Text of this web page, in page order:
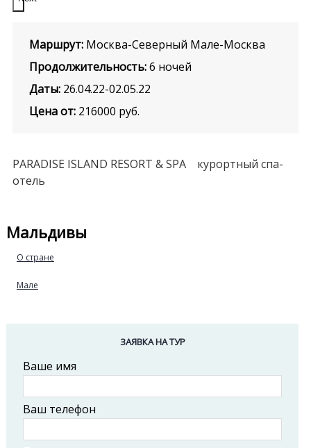
Маршрут: Москва-Северный Мале-Москва
Продолжительность: 6 ночей
Даты: 26.04.22-02.05.22
Цена от: 216000 руб.
PARADISE ISLAND RESORT & SPA курортный спа-
отель
Мальдивы
О стране
Мале
ЗАЯВКА НА ТУР
Ваше имя
Ваш телефон